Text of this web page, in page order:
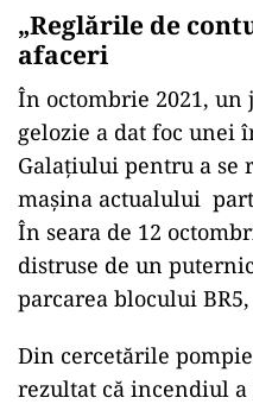
„Reglările de
afaceri
În octombrie 2021,
gelozie a dat foc
Galațiului pentru a se
mașina actualului
În seara de 12
distruse de un
parcarea blocului
Din cercetările
rezultat că incendiul